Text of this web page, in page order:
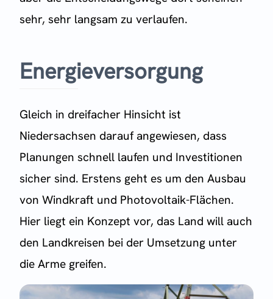
sehr, sehr langsam zu verlaufen.
Energieversorgung
Gleich in dreifacher Hinsicht ist
Niedersachsen darauf angewiesen, dass
Planungen schnell laufen und Investitionen
sicher sind. Erstens geht es um den Ausbau
von Windkraft und Photovoltaik-Flächen.
Hier liegt ein Konzept vor, das Land will auch
den Landkreisen bei der Umsetzung unter
die Arme greifen.